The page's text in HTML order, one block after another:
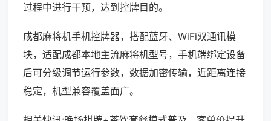
过程中进行干预，达到控牌目的。
成都麻将机手机控牌器，搭配蓝牙、WiFi双通讯模
块，适配成都本地主流麻将机型号，手机端绑定设备
后可分级调节运行参数，数据加密传输，近距离连接
稳定，机型兼容覆盖面广。